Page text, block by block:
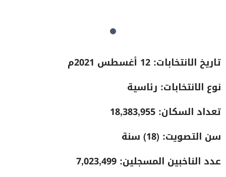
تاريخ الانتخابات: 12 أغسطس 2021م
نوع الانتخابات: رئاسية
تعداد السكان: 18,383,955
سن التصويت: (18) سنة
عدد الناخبين المسجلين: 7,023,499